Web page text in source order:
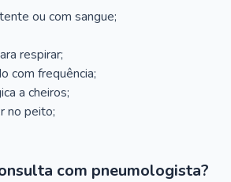
ou com sangue;
respirar;
com frequência;
a cheiros;
no peito;
com pneumologista?